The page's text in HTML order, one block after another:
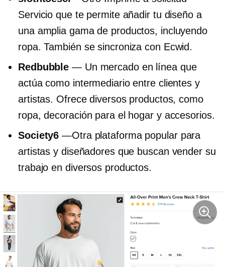
Servicio que te permite añadir tu diseño a
una amplia gama de productos, incluyendo
ropa. También se sincroniza con Ecwid.
Redbubble — Un mercado en línea que
actúa como intermediario entre clientes y
artistas. Ofrece diversos productos, como
ropa, decoración para el hogar y accesorios.
Society6 —Otra plataforma popular para
artistas y diseñadores que buscan vender su
trabajo en diversos productos.